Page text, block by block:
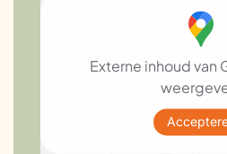
Zuinige apparaten
Kruipruimte/
Inductiefornuis
Externe inhoud van